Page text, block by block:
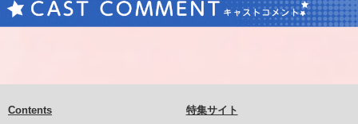
Contents
特集サイト